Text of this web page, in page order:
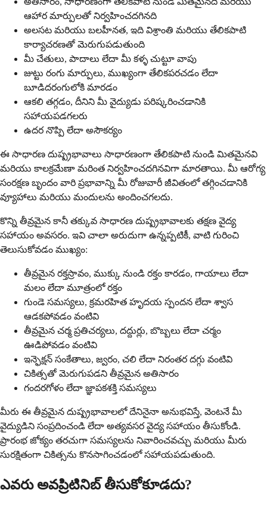
ఆహార మార్పులతో నిర్వహించదగినది
అలసట మరియు బలహీనత, ఇది విశ్రాంతి మరియు తేలికపాటి
కార్యాచరణతో మెరుగుపడుతుంది
మీ చేతులు, పాదాలు లేదా మీ కళ్ళ చుట్టూ వాపు
జుట్టు రంగు మార్పులు, ముఖ్యంగా తేలికపరచడం లేదా
బూడిదరంగులోకి మారడం
ఆకలి తగ్గడం, దీనిని మీ వైద్యుడు పరిష్కరించడానికి
సహాయపడగలరు
ఉదర నొప్పి లేదా అసౌకర్యం
ఈ సాధారణ దుష్ప్రభావాలు సాధారణంగా తేలికపాటి నుండి మితమైనవి
మరియు కాలక్రమేణా మరింత నిర్వహించదగినవిగా మారతాయి. మీ ఆరోగ్య
సంరక్షణ బృందం వారి ప్రభావాన్ని మీ రోజువారీ జీవితంలో తగ్గించడానికి
వ్యూహాలు మరియు మందులను అందించగలదు.
కొన్ని తీవ్రమైన కానీ తక్కువ సాధారణ దుష్ప్రభావాలకు తక్షణ వైద్య
సహాయం అవసరం. ఇవి చాలా అరుదుగా ఉన్నప్పటికీ, వాటి గురించి
తెలుసుకోవడం ముఖ్యం:
తీవ్రమైన రక్తస్రావం, ముక్కు నుండి రక్తం కారడం, గాయాలు లేదా
మలం లేదా మూత్రంలో రక్తం
గుండె సమస్యలు, క్రమరహిత హృదయ స్పందన లేదా శ్వాస
ఆడకపోవడం వంటివి
తీవ్రమైన చర్మ ప్రతిచర్యలు, దద్దుర్లు, బొబ్బలు లేదా చర్మం
ఊడిపోవడం వంటివి
ఇన్ఫెక్షన్ సంకేతాలు, జ్వరం, చలి లేదా నిరంతర దగ్గు వంటివి
చికిత్సతో మెరుగుపడని తీవ్రమైన అతిసారం
గందరగోళం లేదా జ్ఞాపకశక్తి సమస్యలు
మీరు ఈ తీవ్రమైన దుష్ప్రభావాలలో దేనినైనా అనుభవిస్తే, వెంటనే మీ
వైద్యుడిని సంప్రదించండి లేదా అత్యవసర వైద్య సహాయం తీసుకోండి.
ప్రారంభ జోక్యం తరచుగా సమస్యలను నివారించవచ్చు మరియు మీరు
సురక్షితంగా చికిత్సను కొనసాగించడంలో సహాయపడుతుంది.
ఎవరు అవప్రిటినిబ్ తీసుకోకూడదు?